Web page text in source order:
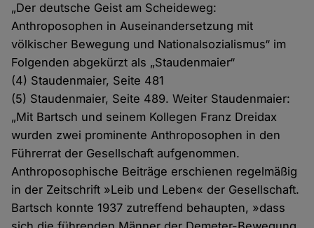
„Der deutsche Geist am Scheideweg:
Anthroposophen in Auseinandersetzung mit
völkischer Bewegung und Nationalsozialismus“ im
Folgenden abgekürzt als „Staudenmaier“
(4) Staudenmaier, Seite 481
(5) Staudenmaier, Seite 489. Weiter Staudenmaier:
„Mit Bartsch und seinem Kollegen Franz Dreidax
wurden zwei prominente Anthroposophen in den
Führerrat der Gesellschaft aufgenommen.
Anthroposophische Beiträge erschienen regelmäßig
in der Zeitschrift »Leib und Leben« der Gesellschaft.
Bartsch konnte 1937 zutreffend behaupten, »dass